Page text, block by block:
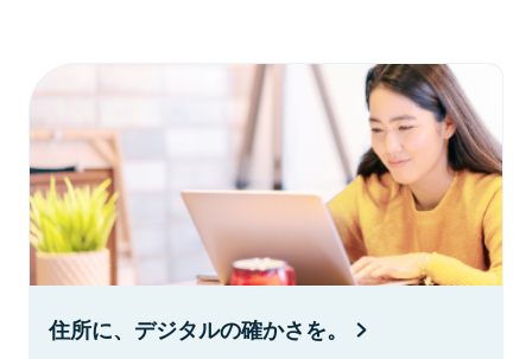
住所に、デジタルの確かさを。